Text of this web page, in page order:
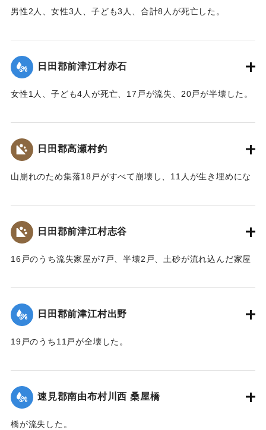
男性2人、女性3人、子ども3人、合計8人が死亡した。
｜固有コード:00268359
日田郡前津江村赤石
女性1人、子ども4人が死亡、17戸が流失、20戸が半壊した。
｜固有コード:00268360
日田郡高瀬村釣
山崩れのため集落18戸がすべて崩壊し、11人が生き埋めにな
れたとある）9人が遺体で発見された。
【出典：大分新聞 大正10年6月23日朝刊7面】
｜固有コード:00268361
日田郡前津江村志谷
16戸のうち流失家屋が7戸、半壊2戸、土砂が流れ込んだ家屋
者を出した。
【出典：大分新聞 大正10年6月24日朝刊4面】
｜固有コード:00268362
日田郡前津江村出野
19戸のうち11戸が全壊した。
｜固有コード:00268363
速見郡南由布村川西 桑屋橋
橋が流失した。